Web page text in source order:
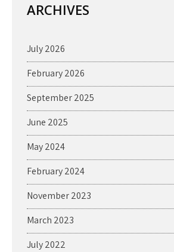
ARCHIVES
July 2026
February 2026
September 2025
June 2025
May 2024
February 2024
November 2023
March 2023
July 2022